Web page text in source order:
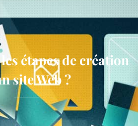
étapes de création
site Web ?